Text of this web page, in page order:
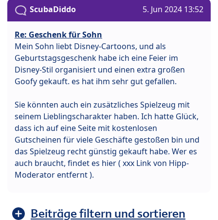
ScubaDiddo 5. Jun 2024 13:52
Re: Geschenk für Sohn
Mein Sohn liebt Disney-Cartoons, und als
Geburtstagsgeschenk habe ich eine Feier im
Disney-Stil organisiert und einen extra großen
Goofy gekauft. es hat ihm sehr gut gefallen.
Sie könnten auch ein zusätzliches Spielzeug mit
seinem Lieblingscharakter haben. Ich hatte Glück,
dass ich auf eine Seite mit kostenlosen
Gutscheinen für viele Geschäfte gestoßen bin und
das Spielzeug recht günstig gekauft habe. Wer es
auch braucht, findet es hier ( xxx Link von Hipp-
Moderator entfernt ).
Beiträge filtern und sortieren